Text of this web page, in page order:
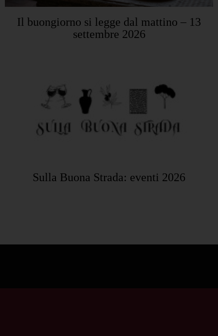
Il buongiorno si legge dal mattino – 13
settembre 2026
Sulla Buona Strada: eventi 2026